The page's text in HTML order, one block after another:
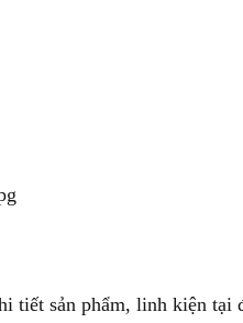
tiết sản phẩm, linh kiện tại